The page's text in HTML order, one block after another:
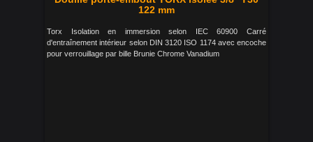
122 mm
Torx Isolation en immersion selon IEC 60900 Carré
d'entraînement intérieur selon DIN 3120 ISO 1174 avec encoche
pour verrouillage par bille Brunie Chrome Vanadium